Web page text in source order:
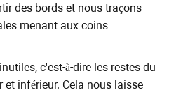
des bords et nous traçons
menant aux coins
c'est-à-dire les restes du
et inférieur. Cela nous laisse